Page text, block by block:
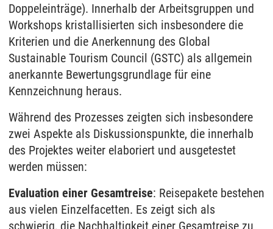
Doppeleinträge). Innerhalb der Arbeitsgruppen und
Workshops kristallisierten sich insbesondere die
Kriterien und die Anerkennung des Global
Sustainable Tourism Council (GSTC) als allgemein
anerkannte Bewertungsgrundlage für eine
Kennzeichnung heraus.
Während des Prozesses zeigten sich insbesondere
zwei Aspekte als Diskussionspunkte, die innerhalb
des Projektes weiter elaboriert und ausgetestet
werden müssen:
Evaluation einer Gesamtreise: Reisepakete bestehen
aus vielen Einzelfacetten. Es zeigt sich als
schwierig, die Nachhaltigkeit einer Gesamtreise zu